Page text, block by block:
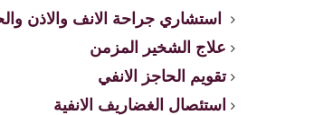
استشاري جراحة الانف والاذن
علاج الشخير المزمن
تقويم الحاجز الانفي
استئصال الغضاريف الانفية